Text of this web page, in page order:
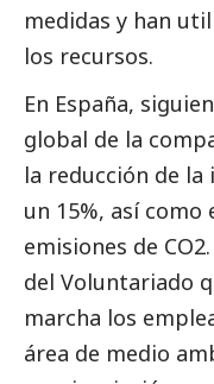
medidas y han
los recursos.
En España,
global de la
la reducción de la
un 15%, así como
emisiones de
del Voluntariado
marcha los
área de medio